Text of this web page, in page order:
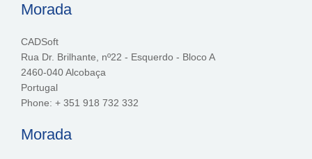
Morada
CADSoft
Rua Dr. Brilhante, nº22 - Esquerdo - Bloco A
2460-040 Alcobaça
Portugal
Phone: + 351 918 732 332
Morada